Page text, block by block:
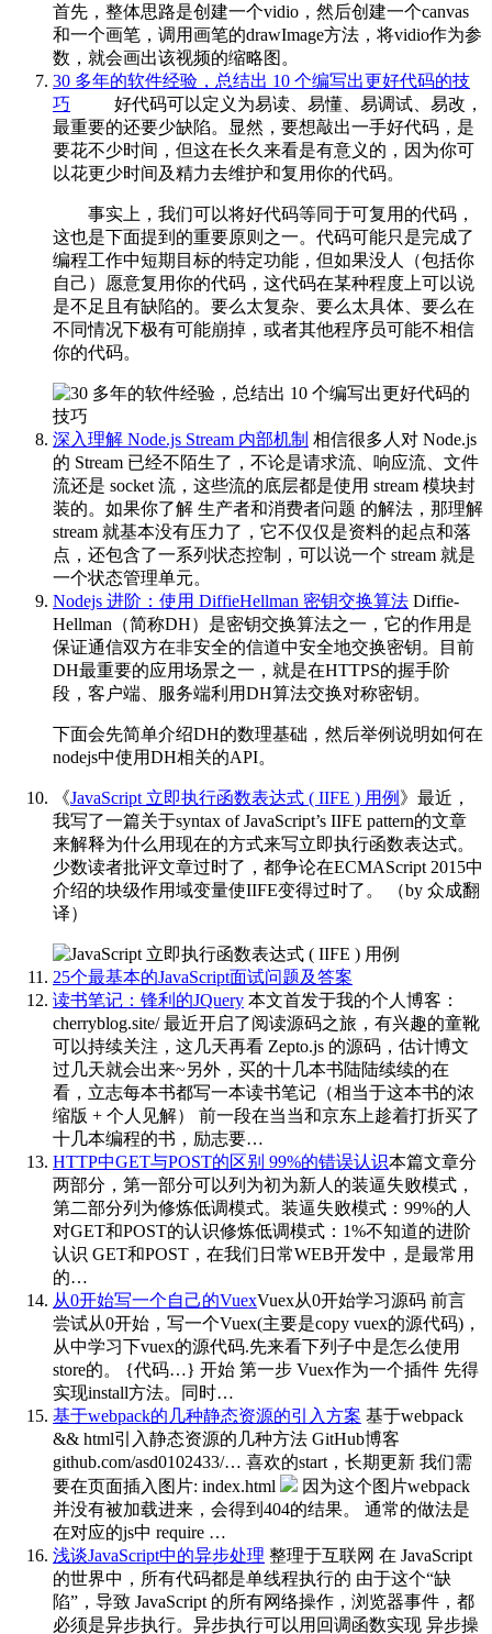
首先，整体思路是创建一个vidio，然后创建一个canvas
和一个画笔，调用画笔的drawImage方法，将vidio作为参
数，就会画出该视频的缩略图。
30 多年的软件经验，总结出 10 个编写出更好代码的技
巧
好代码可以定义为易读、易懂、易调试、易改，
最重要的还要少缺陷。显然，要想敲出一手好代码，是
要花不少时间，但这在长久来看是有意义的，因为你可
以花更少时间及精力去维护和复用你的代码。
事实上，我们可以将好代码等同于可复用的代码，
这也是下面提到的重要原则之一。代码可能只是完成了
编程工作中短期目标的特定功能，但如果没人（包括你
自己）愿意复用你的代码，这代码在某种程度上可以说
是不足且有缺陷的。要么太复杂、要么太具体、要么在
不同情况下极有可能崩掉，或者其他程序员可能不相信
你的代码。
深入理解 Node.js Stream 内部机制 相信很多人对 Node.js
的 Stream 已经不陌生了，不论是请求流、响应流、文件
流还是 socket 流，这些流的底层都是使用 stream 模块封
装的。如果你了解 生产者和消费者问题 的解法，那理解
stream 就基本没有压力了，它不仅仅是资料的起点和落
点，还包含了一系列状态控制，可以说一个 stream 就是
一个状态管理单元。
Nodejs 进阶：使用 DiffieHellman 密钥交换算法 Diffie-
Hellman（简称DH）是密钥交换算法之一，它的作用是
保证通信双方在非安全的信道中安全地交换密钥。目前
DH最重要的应用场景之一，就是在HTTPS的握手阶
段，客户端、服务端利用DH算法交换对称密钥。
下面会先简单介绍DH的数理基础，然后举例说明如何在
nodejs中使用DH相关的API。
《JavaScript 立即执行函数表达式 ( IIFE ) 用例 》最近，
我写了一篇关于syntax of JavaScript’s IIFE pattern的文章
来解释为什么用现在的方式来写立即执行函数表达式。
少数读者批评文章过时了，都争论在ECMAScript 2015中
介绍的块级作用域变量使IIFE变得过时了。
（by 众成翻
译） ​​​
25个最基本的JavaScript面试问题及答案
读书笔记：锋利的JQuery 本文首发于我的个人博客：
cherryblog.site/ 最近开启了阅读源码之旅，有兴趣的童靴
可以持续关注，这几天再看 Zepto.js 的源码，估计博文
过几天就会出来~另外，买的十几本书陆陆续续的在
看，立志每本书都写一本读书笔记（相当于这本书的浓
缩版 + 个人见解） 前一段在当当和京东上趁着打折买了
十几本编程的书，励志要…
HTTP中GET与POST的区别 99%的错误认识本篇文章分
两部分，第一部分可以列为初为新人的装逼失败模式，
第二部分列为修炼低调模式。装逼失败模式：99%的人
对GET和POST的认识修炼低调模式：1%不知道的进阶
认识 GET和POST，在我们日常WEB开发中，是最常用
的…
从0开始写一个自己的VuexVuex从0开始学习源码 前言
尝试从0开始，写一个Vuex(主要是copy vuex的源代码)，
从中学习下vuex的源代码.先来看下列子中是怎么使用
store的。 {代码…} 开始 第一步 Vuex作为一个插件 先得
实现install方法。同时…
基于webpack的几种静态资源的引入方案 基于webpack
&& html引入静态资源的几种方法 GitHub博客
github.com/asd0102433/… 喜欢的start，长期更新 我们需
要在页面插入图片: index.html
因为这个图片webpack
并没有被加载进来，会得到404的结果。 通常的做法是
在对应的js中 require …
浅谈JavaScript中的异步处理 整理于互联网 在 JavaScript
的世界中，所有代码都是单线程执行的 由于这个“缺
陷”，导致 JavaScript 的所有网络操作，浏览器事件，都
必须是异步执行。异步执行可以用回调函数实现 异步操